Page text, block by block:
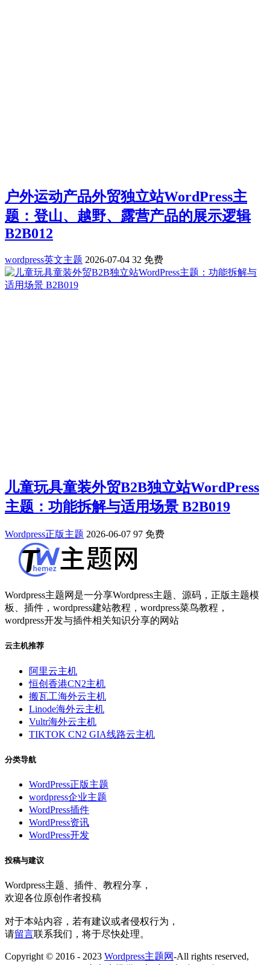
户外运动产品外贸独立站WordPress主
题：登山、越野、露营产品的展示逻辑
B2B012
wordpress英文主题 2026-07-04 32 免费
儿童玩具童装外贸B2B独立站WordPress
主题：功能拆解与适用场景 B2B019
Wordpress正版主题 2026-06-07 97 免费
Wordpress主题网是一分享Wordpress主题、源码，正版主题模
板、插件，wordpress建站教程，wordpress菜鸟教程，
wordpress开发与插件相关知识分享的网站
云主机推荐
阿里云主机
恒创香港CN2主机
搬瓦工海外云主机
Linode海外云主机
Vultr海外云主机
TIKTOK CN2 GIA线路云主机
分类导航
WordPress正版主题
wordpress企业主题
WordPress插件
WordPress资讯
WordPress开发
投稿与建议
Wordpress主题、插件、教程分享，
欢迎各位原创作者投稿
对于本站内容，若有建议或者侵权行为，
请留言联系我们，将于尽快处理。
Copyright © 2016 - 2023 Wordpress主题网-All rights reserved,